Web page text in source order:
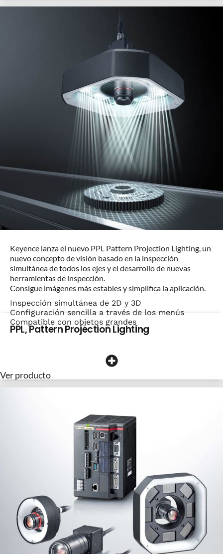
Keyence lanza el nuevo PPL Pattern Projection Lighting, un
nuevo concepto de visión basado en la inspección
simultánea de todos los ejes y el desarrollo de nuevas
herramientas de inspección.
Consigue imágenes más estables y simplifica la aplicación.
Inspección simultánea de 2D y 3D
Configuración sencilla a través de los menús
Compatible con objetos grandes
PPL, Pattern Projection Lighting
Ver producto